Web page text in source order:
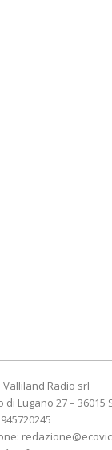
Valliland Radio srl
di Lugano 27 – 36015